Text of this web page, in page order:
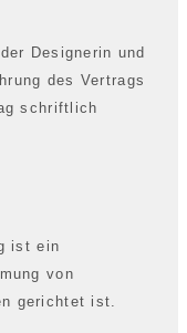
Designerin und
des Vertrags
schriftlich
ist ein
von
gerichtet ist.